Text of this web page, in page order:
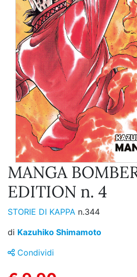
MANGA
EDITION n. 4
STORIE DI KAPPA n.344
di Kazuhiko Shimamoto
Condividi